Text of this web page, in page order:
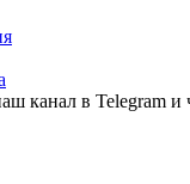
канал в Telegram и